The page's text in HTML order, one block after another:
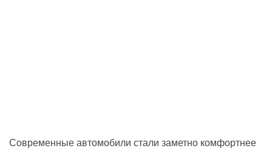
Современные автомобили стали заметно комфортнее